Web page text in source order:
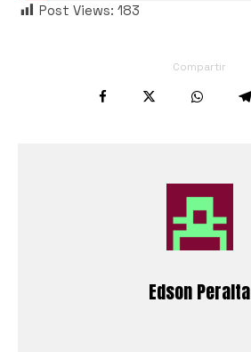
Post Views: 183
Compartir
Edson Peralta